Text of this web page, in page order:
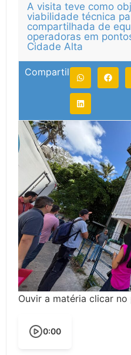
A visita teve como
viabilidade técnica
compartilhada de
operadoras em
Cidade Alta
Compartilhe:
Ouvir a matéria clicar no
0:00